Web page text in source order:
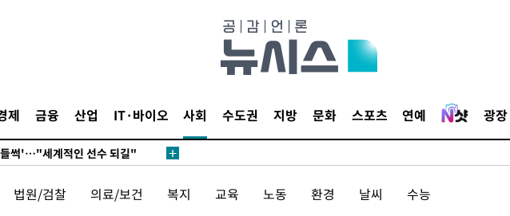
제 금융 산업 IT·바이오 사회 수도권 지방 문화 스포츠 연예 광장
에 차량폭탄 폭발 사건
15개조 평화안 '거부'
썩'…"세계적인 선수 되길"
해안에 상륙 (1보)
시티전 선발 대신 '벤치 시작'
김민석 48.54%로 승리…정청래
법원/검찰 의료/보건 복지 교육 노동 환경 날씨 수능